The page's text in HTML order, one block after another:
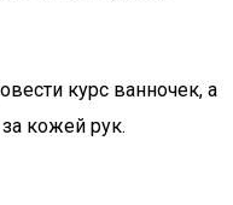
курс ванночек, а
кожей рук.